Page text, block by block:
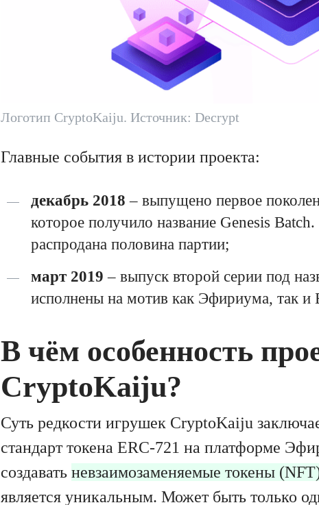
Логотип CryptoKaiju. Источник: Decrypt
Главные события в истории проекта:
декабрь 2018 – выпущено первое
которое получило название Genesis
распродана половина партии;
март 2019 – выпуск второй серии под
исполнены на мотив как Эфириума, так и
В чём особенность
CryptoKaiju?
Суть редкости игрушек CryptoKaiju
стандарт токена ERC-721 на платформе
создавать невзаимозаменяемые токены
является уникальным. Может быть только